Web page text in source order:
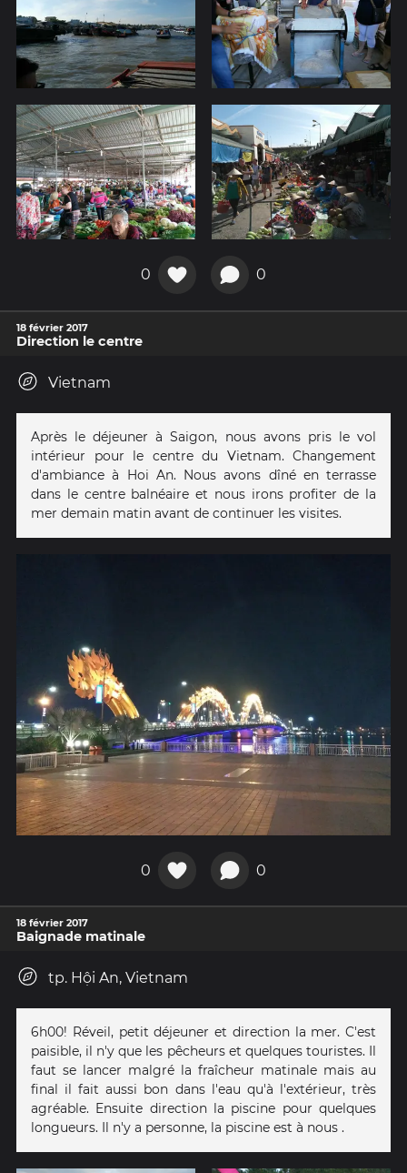
0 0
18 février 2017
Direction le centre
Vietnam
Après le déjeuner à Saigon, nous avons pris le vol
intérieur pour le centre du Vietnam. Changement
d'ambiance à Hoi An. Nous avons dîné en terrasse
dans le centre balnéaire et nous irons profiter de la
mer demain matin avant de continuer les visites.
0 0
18 février 2017
Baignade matinale
tp. Hội An, Vietnam
6h00! Réveil, petit déjeuner et direction la mer. C'est
paisible, il n'y que les pêcheurs et quelques touristes. Il
faut se lancer malgré la fraîcheur matinale mais au
final il fait aussi bon dans l'eau qu'à l'extérieur, très
agréable. Ensuite direction la piscine pour quelques
longueurs. Il n'y a personne, la piscine est à nous .